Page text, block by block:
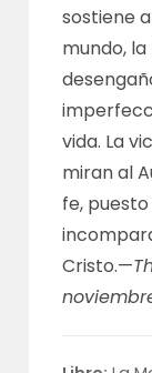
sostiene
mundo,
vida. La
miran al
fe,
Cristo.—